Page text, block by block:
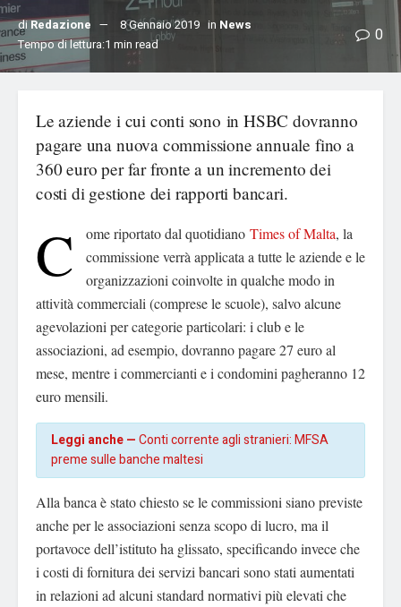
diRedazione 8 Gennaio 2019 in News
Tempo di lettura:1 min read
0
Le aziende i cui conti sono in HSBC dovranno
pagare una nuova commissione annuale fino a
360 euro per far fronte a un incremento dei
costi di gestione dei rapporti bancari.
C ome riportato dal quotidiano Times of Malta, la
commissione verrà applicata a tutte le aziende e le
organizzazioni coinvolte in qualche modo in
attività commerciali (comprese le scuole), salvo alcune
agevolazioni per categorie particolari: i club e le
associazioni, ad esempio, dovranno pagare 27 euro al
mese, mentre i commercianti e i condomini pagheranno 12
euro mensili.
Leggi anche —Conti corrente agli stranieri: MFSA
preme sulle banche maltesi
Alla banca è stato chiesto se le commissioni siano previste
anche per le associazioni senza scopo di lucro, ma il
portavoce dell’istituto ha glissato, specificando invece che
i costi di fornitura dei servizi bancari sono stati aumentati
in relazioni ad alcuni standard normativi più elevati che